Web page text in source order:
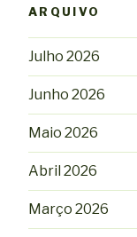
ARQUIVO
Julho 2026
Junho 2026
Maio 2026
Abril 2026
Março 2026